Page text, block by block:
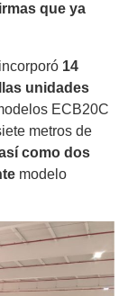
que ya
14
unidades
ECB20C
metros de
como dos
modelo